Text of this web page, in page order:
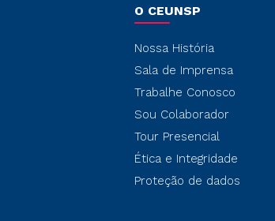
O CEUNSP
Nossa História
Sala de Imprensa
Trabalhe Conosco
Sou Colaborador
Tour Presencial
Ética e Integridade
Proteção de dados